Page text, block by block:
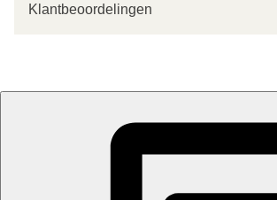
Klantbeoordelingen